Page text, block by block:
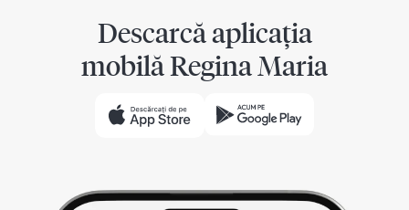
Descarcă aplicația
mobilă Regina Maria